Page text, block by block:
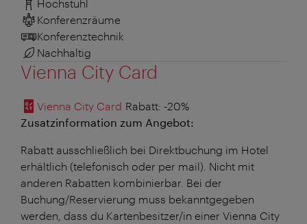
Hochstuhl
Konferenzräume
Konferenztechnik
Nachhaltig
Vienna City Card
Vienna City Card Rabatt: -20%
Zusatzinformation zum Angebot:
Rabatt ausschließlich bei Direktbuchung im Hotel
erhältlich (telefonisch oder per mail). Nicht mit
anderen Rabatten kombinierbar. Bei der
Buchung/Reservierung muss bekanntgegeben
werden, dass du Kartenbesitzer/in einer Vienna City